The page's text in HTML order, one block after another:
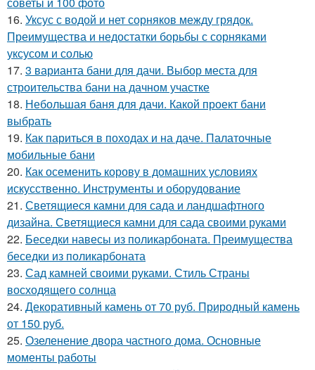
16. Уксус с водой и нет сорняков между грядок.
Преимущества и недостатки борьбы с сорняками
уксусом и солью
17. 3 варианта бани для дачи. Выбор места для
строительства бани на дачном участке
18. Небольшая баня для дачи. Какой проект бани
выбрать
19. Как париться в походах и на даче. Палаточные
мобильные бани
20. Как осеменить корову в домашних условиях
искусственно. Инструменты и оборудование
21. Светящиеся камни для сада и ландшафтного
дизайна. Светящиеся камни для сада своими руками
22. Беседки навесы из поликарбоната. Преимущества
беседки из поликарбоната
23. Сад камней своими руками. Стиль Страны
восходящего солнца
24. Декоративный камень от 70 руб. Природный камень
от 150 руб.
25. Озеленение двора частного дома. Основные
моменты работы